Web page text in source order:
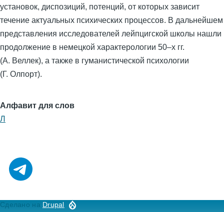
установок, диспозиций, потенций, от которых зависит
течение актуальных психических процессов. В дальнейшем
представления исследователей лейпцигской школы нашли
продолжение в немецкой характерологии 50–х гг.
(А. Веллек), а также в гуманистической психологии
(Г. Олпорт).
Алфавит для слов
Л
Сделано на Drupal